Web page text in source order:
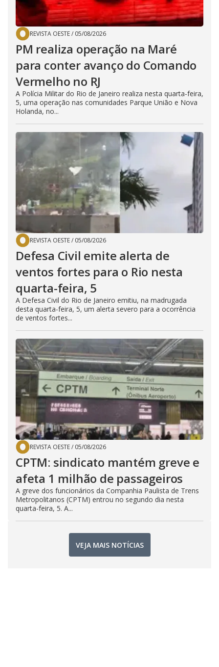
REVISTA OESTE/ 05/08/2026
PM realiza operação na Maré
para conter avanço do Comando
Vermelho no RJ
A Polícia Militar do Rio de Janeiro realiza nesta quarta-feira,
5, uma operação nas comunidades Parque União e Nova
Holanda, no...
REVISTA OESTE/ 05/08/2026
Defesa Civil emite alerta de
ventos fortes para o Rio nesta
quarta-feira, 5
A Defesa Civil do Rio de Janeiro emitiu, na madrugada
desta quarta-feira, 5, um alerta severo para a ocorrência
de ventos fortes...
REVISTA OESTE/ 05/08/2026
CPTM: sindicato mantém greve e
afeta 1 milhão de passageiros
A greve dos funcionários da Companhia Paulista de Trens
Metropolitanos (CPTM) entrou no segundo dia nesta
quarta-feira, 5. A...
VEJA MAIS NOTÍCIAS